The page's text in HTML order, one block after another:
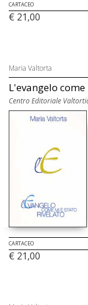
CARTACEO
€ 21,00
Maria Valtorta
L'evangelo
Centro Editoriale
CARTACEO
€ 21,00